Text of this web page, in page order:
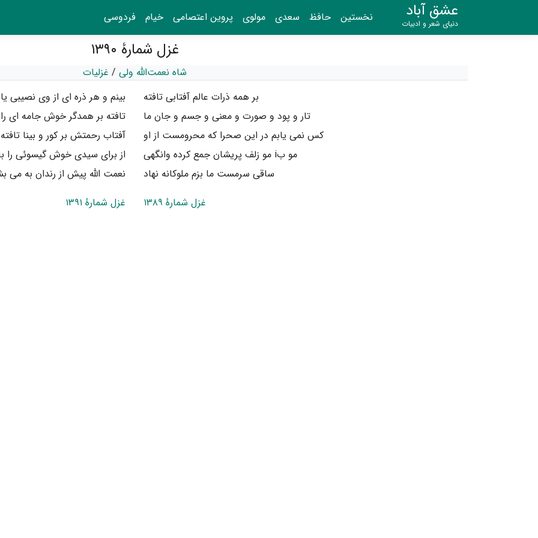
عشق آباد
دنیای شعر و ادبیات نخستین حافظ سعدی مولوی پروین اعتصامی خیام فردوسی
غزل شمارهٔ ۱۳۹۰
شاه نعمت‌الله ولی / غزلیات
بر همه ذرات عالم آفتابی تافته
بینم و هر ذره ای از وی نصیبی
تار و پود و صورت و معنی و جسم و جان ما
تافته بر همدگر خوش جامه ای را
کس نمی یابم در این صحرا که محرومست از او
آفتاب رحمتش بر کور و بینا تافته
مو بi مو زلف پریشان جمع کرده وانگهی
از برای سیدی خوش گیسوئی را
ساقی سرمست ما بزم ملوکانه نهاد
نعمت الله پیش از رندان به می
غزل شمارهٔ ۱۳۸۹
غزل شمارهٔ ۱۳۹۱